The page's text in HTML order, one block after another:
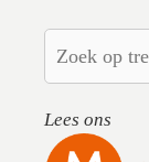
Lees ons